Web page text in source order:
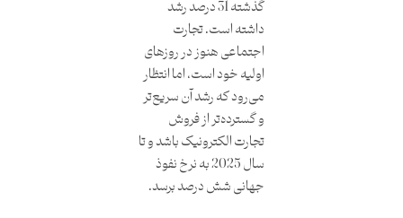
گذشته 31 درصد رشد
داشته است. تجارت
اجتماعی هنوز در روزهای
اولیه خود است، اما انتظار
می‌رود که رشد آن سریع‌تر
و گسترده‌تر از فروش
تجارت الکترونیک باشد و تا
سال 2025 به نرخ نفوذ
جهانی شش درصد برسد.